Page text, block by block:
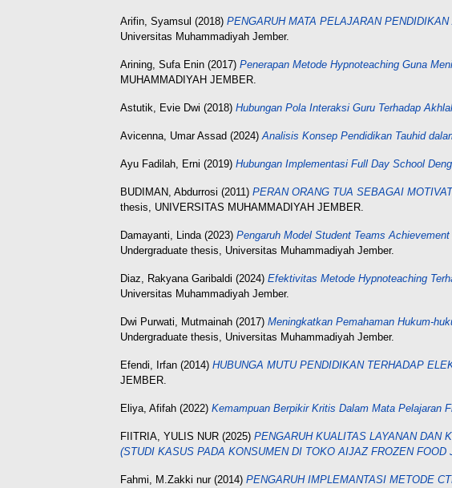
Arifin, Syamsul (2018) PENGARUH MATA PELAJARAN
Universitas Muhammadiyah Jember.
Arining, Sufa Enin (2017) Penerapan Metode Hypnoteaching Guna
MUHAMMADIYAH JEMBER.
Astutik, Evie Dwi (2018) Hubungan Pola Interaksi Guru Terhadap
Avicenna, Umar Assad (2024)Analisis Konsep Pendidikan Tauhid
Ayu Fadilah, Erni (2019) Hubungan Implementasi Full Day School
BUDIMAN, Abdurrosi (2011) PERAN ORANG TUA SEBAGAI
thesis, UNIVERSITAS MUHAMMADIYAH JEMBER.
Damayanti, Linda(2023) Pengaruh Model Student Teams
Undergraduate thesis, Universitas Muhammadiyah Jember.
Diaz, Rakyana Garibaldi (2024) Efektivitas Metode Hypnoteaching
Universitas Muhammadiyah Jember.
Dwi Purwati, Mutmainah (2017) Meningkatkan Pemahaman Hukum-
Undergraduate thesis, Universitas Muhammadiyah Jember.
Efendi, Irfan (2014) HUBUNGA MUTU PENDIDIKAN TERHADAP
JEMBER.
Eliya, Afifah (2022) Kemampuan Berpikir Kritis Dalam Mata Pelajaran
FIITRIA, YULIS NUR (2025) PENGARUH KUALITAS LAYANAN DAN
(STUDI KASUS PADA KONSUMEN DI TOKO AIJAZ FROZEN FOOD
Fahmi, M.Zakki nur(2014) PENGARUH IMPLEMANTASI METODE